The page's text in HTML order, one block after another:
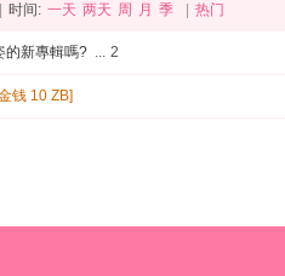
时间: 一天 两天 周 月 季 热门
的新專輯嗎? ... 2
钱 10ZB]